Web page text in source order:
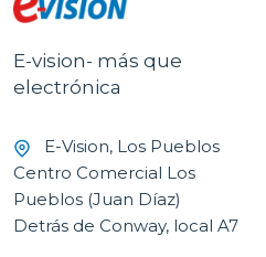
E-vision- más que
electrónica
E-Vision, Los Pueblos
Centro Comercial Los
Pueblos (Juan Díaz)
Detrás de Conway, local A7